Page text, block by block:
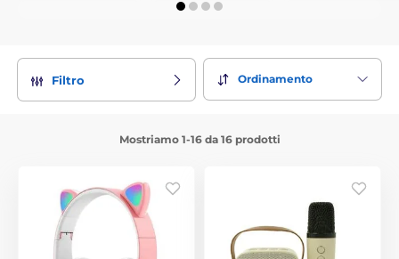
Filtro Ordinamento
Mostriamo 1-16 da 16 prodotti